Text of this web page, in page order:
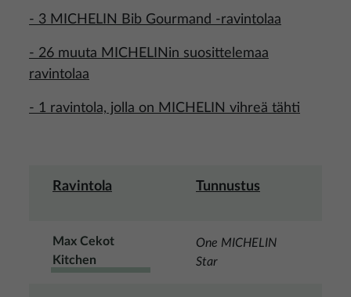
- 3 MICHELIN Bib Gourmand -ravintolaa
- 26 muuta MICHELINin suosittelemaa
ravintolaa
- 1 ravintola, jolla on MICHELIN vihreä tähti
Ravintola Tunnustus
Max Cekot
Kitchen
One MICHELIN
Star